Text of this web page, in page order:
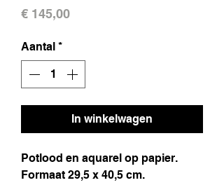
€ 145,00Prijs
Aantal *
In winkelwagen
Potlood en aquarel op papier.
Formaat 29,5 x 40,5 cm.